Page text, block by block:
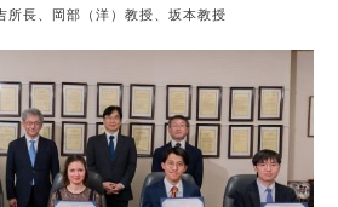
所長、岡部（洋）教授、坂本教授